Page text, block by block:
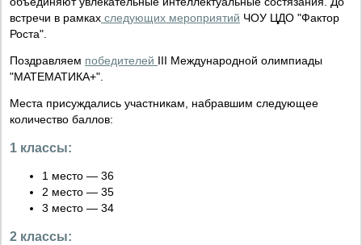
встречи в рамках следующих мероприятий ЧОУ ЦДО "Фактор
Роста".
Поздравляем победителей III Международной олимпиады
"МАТЕМАТИКА+".
Места присуждались участникам, набравшим следующее
количество баллов:
1 классы:
1 место — 36
2 место — 35
3 место — 34
2 классы: